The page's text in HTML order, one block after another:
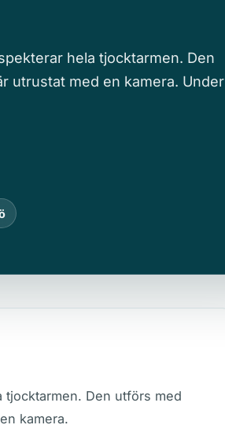
hela tjocktarmen. Den
utrustat med en kamera. Under
Den utförs med
kamera.